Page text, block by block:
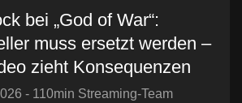
bei „God of War“:
muss ersetzt werden –
zieht Konsequenzen
- 110min Streaming-Team